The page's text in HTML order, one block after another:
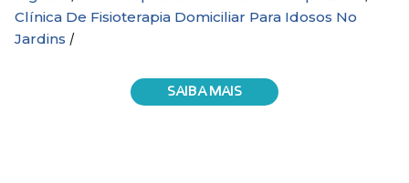
Clínica De Fisioterapia Domiciliar Para Idosos No
Jardins /
SAIBA MAIS